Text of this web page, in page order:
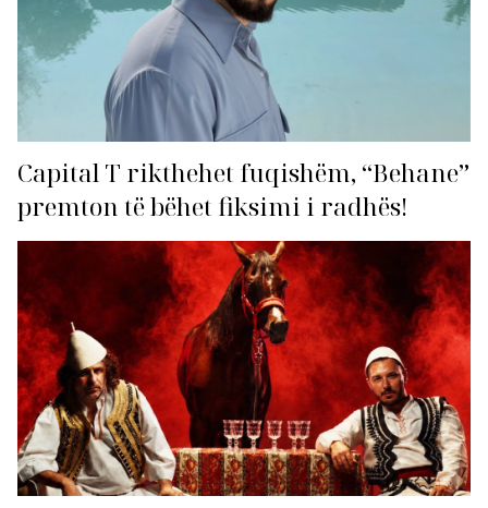
Capital T rikthehet fuqishëm, “Behane”
premton të bëhet fiksimi i radhës!